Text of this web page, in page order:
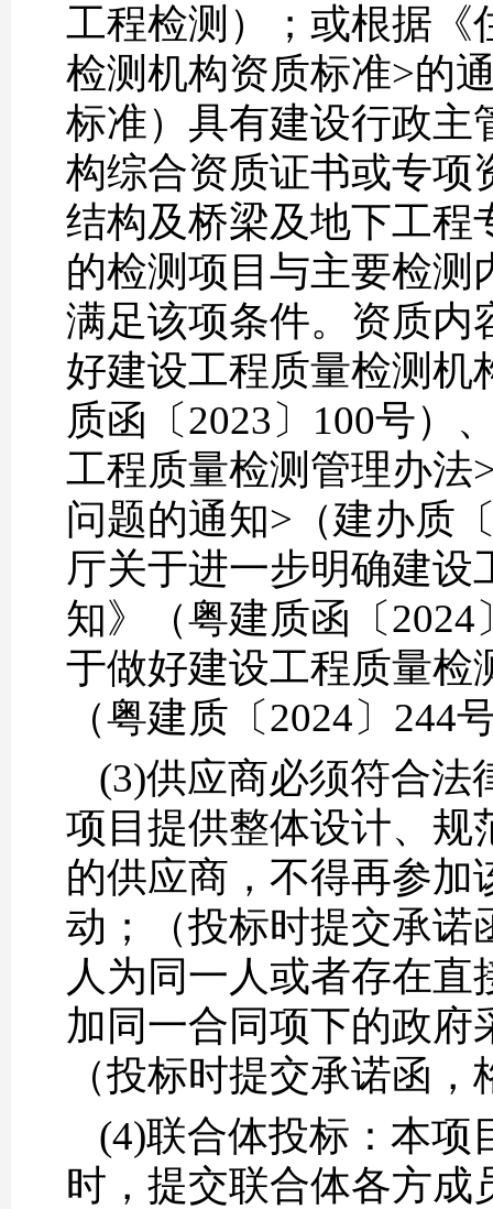
工程检测）；或根据《
检测机构资质标准>的
标准）具有建设行政主
构综合资质证书或专项
结构及桥梁及地下工程
的检测项目与主要检测
满足该项条件。资质内
好建设工程质量检测机
质函〔2023〕100号）
工程质量检测管理办法
问题的通知>（建办质
厅关于进一步明确建
知》（粤建质函〔
于做好建设工程质量检
（粤建质〔2024〕244
(3)供应商必须符合
项目提供整体设计、规
的供应商，不得再参加
动；（投标时提交承
人为同一人或者存在
加同一合同项下的政府
（投标时提交承诺函
(4)联合体投标：本项
时，提交联合体各方成